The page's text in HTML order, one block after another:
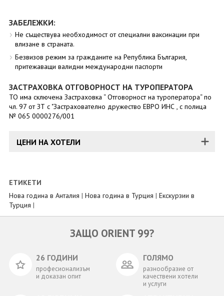
ЗАБЕЛЕЖКИ:
Не съществува необходимост от специални ваксинации при
влизане в страната.
Безвизов режим за гражданите на Република България,
притежаващи валидни международни паспорти
ЗАСТРАХОВКА ОТГОВОРНОСТ НА ТУРОПЕРАТОРА
ТО има сключена Застраховка “ Отговорност на туроператора“ по
чл. 97 от ЗТ с "Застрахователно дружество ЕВРО ИНС , с полица
№ 065 0000276/001
ЦЕНИ НА ХОТЕЛИ
ЕТИКЕТИ
Нова година в Анталия | Нова година в Турция | Екскурзии в
Турция |
ЗАЩО ORIENT 99?
26 ГОДИНИ
професионализъм
и доказан опит
ГОЛЯМО
разнообразие от
качествени хотели
и услуги